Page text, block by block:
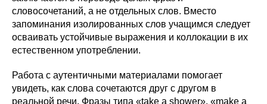
словосочетаний, а не отдельных слов. Вместо
запоминания изолированных слов учащимся следует
осваивать устойчивые выражения и коллокации в их
естественном употреблении.
Работа с аутентичными материалами помогает
увидеть, как слова сочетаются друг с другом в
реальной речи. Фразы типа «take a shower», «make a